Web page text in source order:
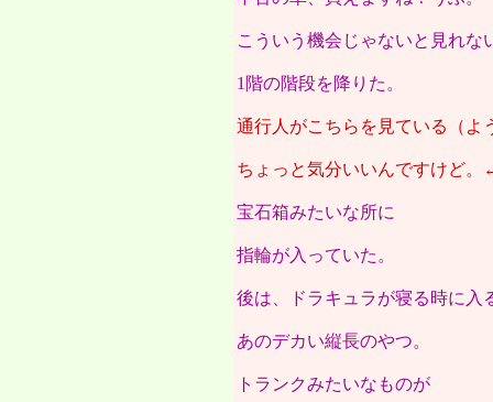
こういう機会じゃないと見れな
1階の階段を降りた。
通行人がこちらを見ている（よ
ちょっと気分いいんですけど
宝石箱みたいな所に
指輪が入っていた。
後は、ドラキュラが寝る時に入
あのデカい縦長のやつ。
トランクみたいなものが